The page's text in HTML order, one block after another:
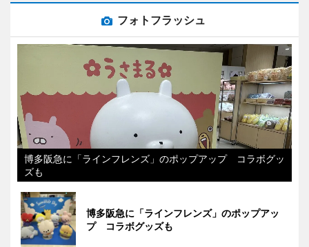
フォトフラッシュ
博多阪急に「ラインフレンズ」のポップアップ コラボグッ
ズも
博多阪急に「ラインフレンズ」のポップアッ
プ コラボグッズも